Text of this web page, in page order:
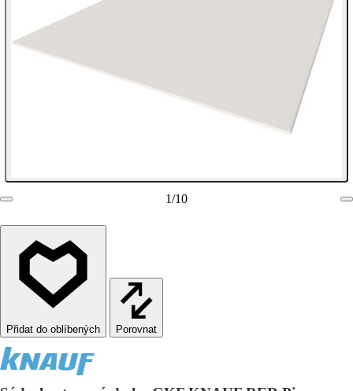
1/10
Porovnat